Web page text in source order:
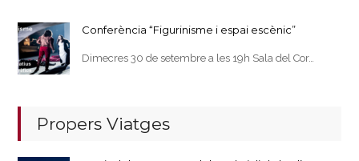
Conferència “Figurinisme i espai escènic”
Dimecres 30 de setembre a les 19h Sala del Cor…
Propers Viatges